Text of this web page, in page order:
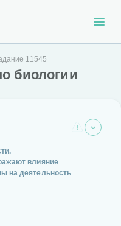
11545
биологии
влияние
на деятельность